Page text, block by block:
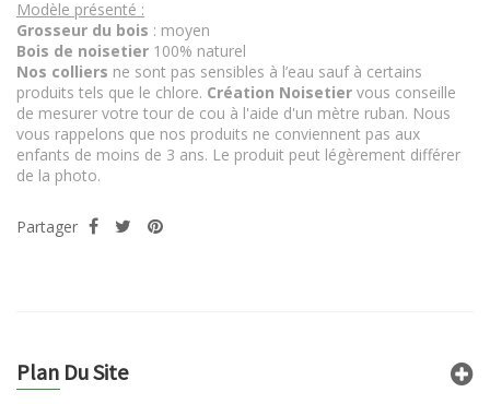
Modèle présenté :
Grosseur du bois : moyen
Bois de noisetier 100% naturel
Nos colliers ne sont pas sensibles à l’eau sauf à certains
produits tels que le chlore. Création Noisetier vous conseille
de mesurer votre tour de cou à l'aide d'un mètre ruban. Nous
vous rappelons que nos produits ne conviennent pas aux
enfants de moins de 3 ans. Le produit peut légèrement différer
de la photo.
Partager
Plan Du Site